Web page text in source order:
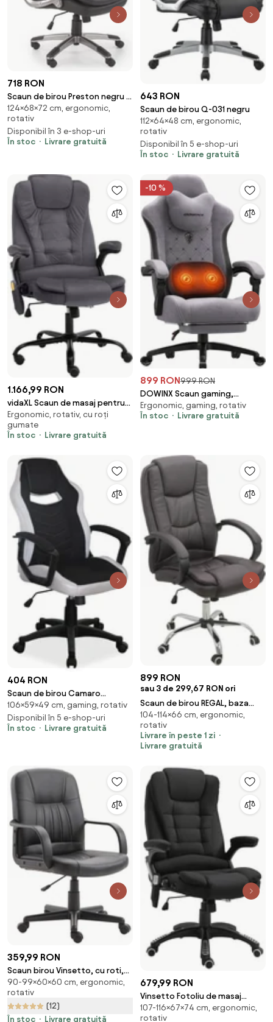
718 RON
Scaun de birou Preston negru -
H124 cm
124×68×72 cm, ergonomic,
rotativ
Disponibil în 3 e-shop-uri
În stoc
Livrare gratuită
643 RON
Scaun de birou Q-031 negru
112×64×48 cm, ergonomic,
rotativ
Disponibil în 5 e-shop-uri
În stoc
Livrare gratuită
1.166,99 RON
vidaXL Scaun de masaj pentru
birou, gri închis, catifea
Ergonomic, rotativ, cu roți
gumate
În stoc
Livrare gratuită
-10 %
899 RON999 RON
DOWINX Scaun gaming,
ergonomic, Incalzire si Masaj cu
Role in perna lombara, Șezut cu
picioare, rezistent 150 kg,
material textil, Gri
Ergonomic, gaming, rotativ
În stoc
Livrare gratuită
404 RON
Scaun de birou Camaro
negru/gri H106
106×59×49 cm, gaming, rotativ
Disponibil în 5 e-shop-uri
În stoc
Livrare gratuită
899 RON
sau 3 de 299,67 RON ori
Scaun de birou REGAL, baza
metalica cromata, piele
ecologica, Maro
104-114×66 cm, ergonomic,
rotativ
Livrare în peste 1 zi
Livrare gratuită
359,99 RON
Scaun birou Vinsetto, cu roti,
captusit, 60×60×90-99cm,
negru | Aosom Romania
90-99×60×60 cm, ergonomic,
rotativ
(12)
În stoc
Livrare gratuită
679,99 RON
Vinsetto Fotoliu de masaj
pentru birou sau acasa cu
107-116×67×74 cm, ergonomic,
rotativ